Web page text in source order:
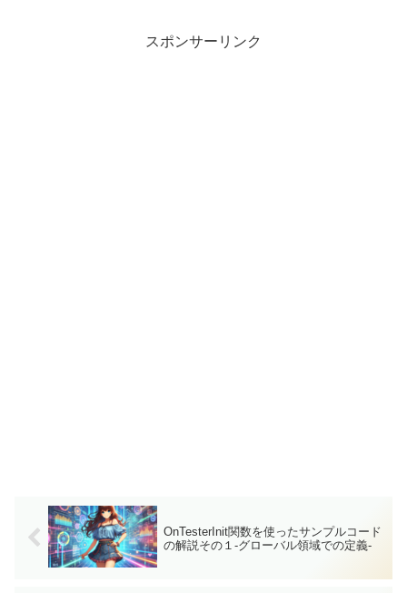
スポンサーリンク
OnTesterInit関数を使ったサンプルコード
の解説その１-グローバル領域での定義-